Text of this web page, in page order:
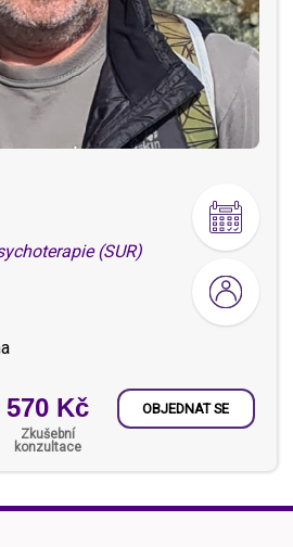
(SUR)
570 Kč
Zkušební
konzultace
OBJEDNAT SE